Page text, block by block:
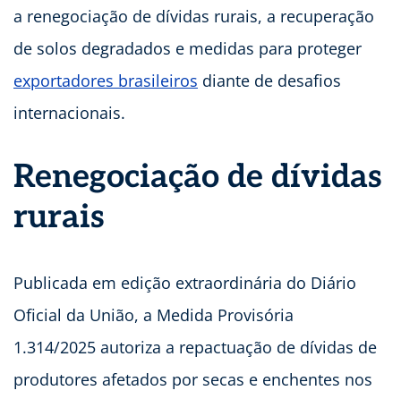
a renegociação de dívidas rurais, a recuperação
de solos degradados e medidas para proteger
exportadores brasileiros diante de desafios
internacionais.
Renegociação de dívidas
rurais
Publicada em edição extraordinária do Diário
Oficial da União, a Medida Provisória
1.314/2025 autoriza a repactuação de dívidas de
produtores afetados por secas e enchentes nos